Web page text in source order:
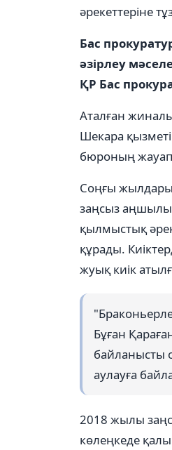
әрекеттеріне
Бас
әзірлеу
ҚР Бас
Аталған
Шекара
бюроның
Соңғы жылдары
заңсыз
қылмыстық
құрады.
жуық киік
Бұған
байланысты
аулауға
2018 жылы
көлеңкеде